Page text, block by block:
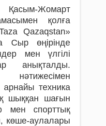
Жомарт
қолға
Qazaqstan»
Сыр өңірінде
мен үлгілі
анықталды.
арнайы техника
шыққан шағын
мен спорттық
көше-аулалары